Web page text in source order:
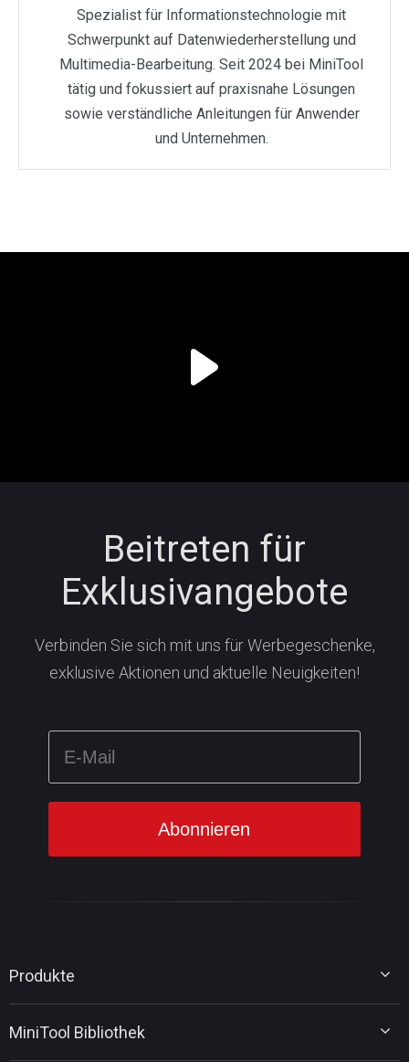
Spezialist für Informationstechnologie mit
Schwerpunkt auf Datenwiederherstellung und
Multimedia-Bearbeitung. Seit 2024 bei MiniTool
tätig und fokussiert auf praxisnahe Lösungen
sowie verständliche Anleitungen für Anwender
und Unternehmen.
Beitreten für
Exklusivangebote
Verbinden Sie sich mit uns für Werbegeschenke,
exklusive Aktionen und aktuelle Neuigkeiten!
Produkte
MiniTool Power Data Recovery
MiniTool ShadowMaker
MiniTool Bibliothek